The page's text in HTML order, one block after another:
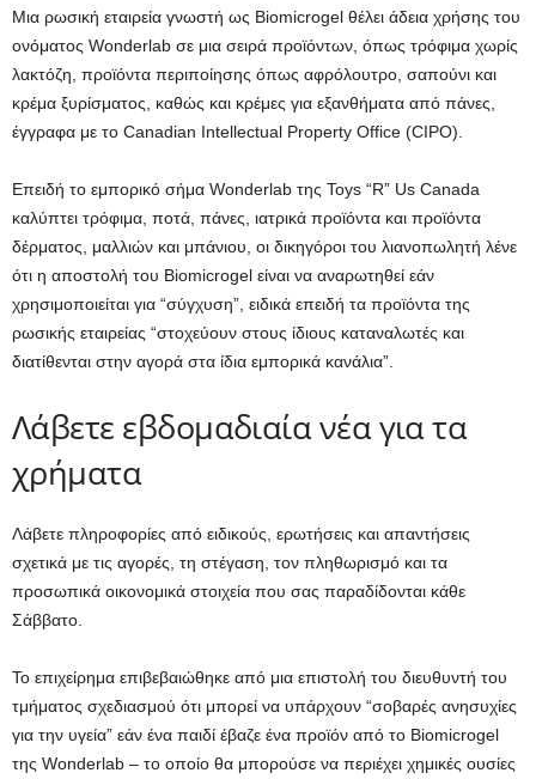
Μια ρωσική εταιρεία γνωστή ως Biomicrogel θέλει άδεια χρήσης του
ονόματος Wonderlab σε μια σειρά προϊόντων, όπως τρόφιμα χωρίς
λακτόζη, προϊόντα περιποίησης όπως αφρόλουτρο, σαπούνι και
κρέμα ξυρίσματος, καθώς και κρέμες για εξανθήματα από πάνες,
έγγραφα με το Canadian Intellectual Property Office (CIPO).
Επειδή το εμπορικό σήμα Wonderlab της Toys “R” Us Canada
καλύπτει τρόφιμα, ποτά, πάνες, ιατρικά προϊόντα και προϊόντα
δέρματος, μαλλιών και μπάνιου, οι δικηγόροι του λιανοπωλητή λένε
ότι η αποστολή του Biomicrogel είναι να αναρωτηθεί εάν
χρησιμοποιείται για “σύγχυση”, ειδικά επειδή τα προϊόντα της
ρωσικής εταιρείας “στοχεύουν στους ίδιους καταναλωτές και
διατίθενται στην αγορά στα ίδια εμπορικά κανάλια”.
Λάβετε εβδομαδιαία νέα για τα
χρήματα
Λάβετε πληροφορίες από ειδικούς, ερωτήσεις και απαντήσεις
σχετικά με τις αγορές, τη στέγαση, τον πληθωρισμό και τα
προσωπικά οικονομικά στοιχεία που σας παραδίδονται κάθε
Σάββατο.
Το επιχείρημα επιβεβαιώθηκε από μια επιστολή του διευθυντή του
τμήματος σχεδιασμού ότι μπορεί να υπάρχουν “σοβαρές ανησυχίες
για την υγεία” εάν ένα παιδί έβαζε ένα προϊόν από το Biomicrogel
της Wonderlab – το οποίο θα μπορούσε να περιέχει χημικές ουσίες